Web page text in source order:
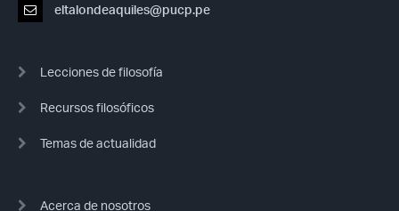
eltalondeaquiles@pucp.pe
Lecciones de filosofía
Recursos filosóficos
Temas de actualidad
Acerca de nosotros